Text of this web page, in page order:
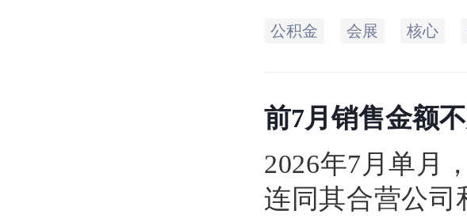
公积金 会展 核心
前7月销售金额
碧桂园仍要面对
2026年7月单月
连同其合营公司